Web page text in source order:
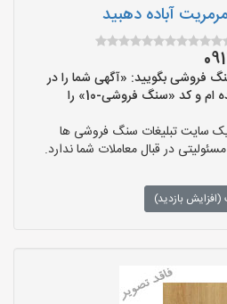
آباده دهبید
فروشی بگویید: «آگهی شما را در
سایت «لیست سنگ» دیده ام و کد «سنگ فروشی-10» را
سایت تبلیغات سنگ فروشی ها
در قبال معاملات شما ندارد.
بازدید)